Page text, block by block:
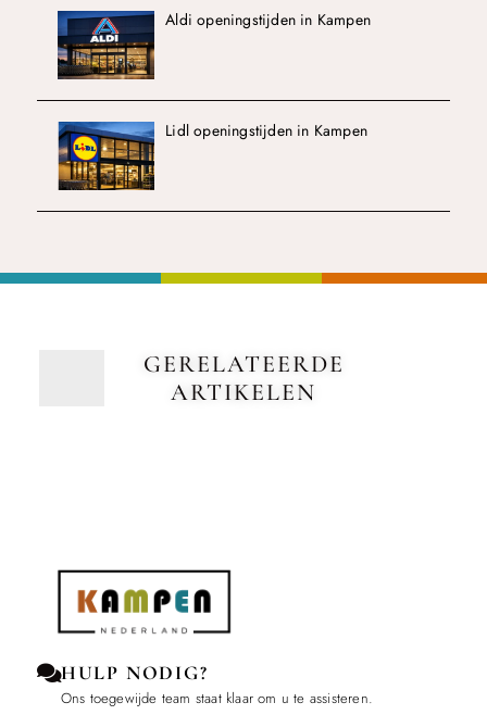
Aldi openingstijden in Kampen
Lidl openingstijden in Kampen
GERELATEERDE
ARTIKELEN
HULP NODIG?
Ons toegewijde team staat klaar om u te assisteren.